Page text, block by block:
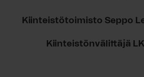
Kiinteistötoimisto Seppo
Kiinteistönvälittäjä